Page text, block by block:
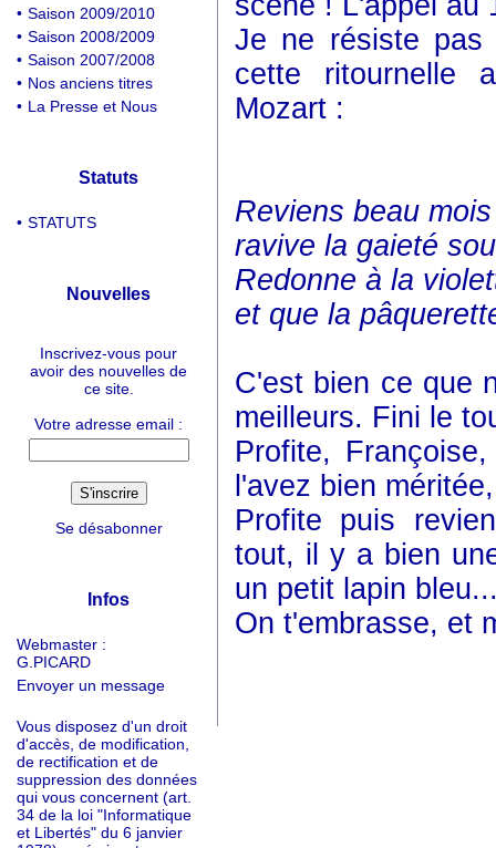
• Saison 2009/2010
• Saison 2008/2009
• Saison 2007/2008
• Nos anciens titres
• La Presse et Nous
Statuts
• STATUTS
Nouvelles
Inscrivez-vous pour
avoir des nouvelles de
ce site.
Votre adresse email :
Se désabonner
Infos
Webmaster :
G.PICARD
Envoyer un message
Vous disposez d'un droit
d'accès, de modification,
de rectification et de
suppression des données
qui vous concernent (art.
34 de la loi "Informatique
et Libertés" du 6 janvier
Je ne résiste
cette ritournelle
Mozart :
Reviens beau
ravive la gaieté
Redonne à la
et que la
C'est bien ce que
meilleurs. Fini le
Profite,
l'avez bien
Profite puis
tout, il y a bien
un petit lapin
On t'embrasse, et